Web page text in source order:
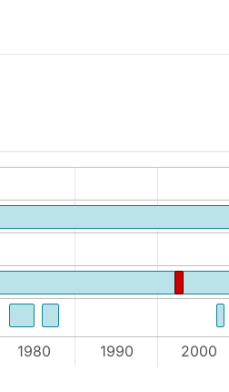
1980 1990 2000